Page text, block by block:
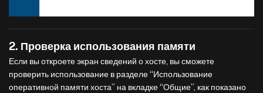
2. Проверка использования памяти
Если вы откроете экран сведений о хосте, вы сможете
проверить использование в разделе “Использование
оперативной памяти хоста” на вкладке “Общие”, как показано